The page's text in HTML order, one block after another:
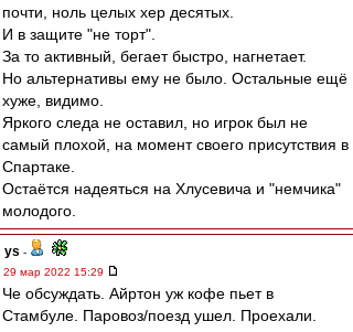
почти, ноль целых хер десятых.
И в защите "не торт".
За то активный, бегает быстро, нагнетает.
Но альтернативы ему не было. Остальные ещё
хуже, видимо.
Яркого следа не оставил, но игрок был не
самый плохой, на момент своего присутствия в
Спартаке.
Остаётся надеяться на Хлусевича и "немчика"
молодого.
ys -
29 мар 2022 15:29
Че обсуждать. Айртон уж кофе пьет в
Стамбуле. Паровоз/поезд ушел. Проехали.